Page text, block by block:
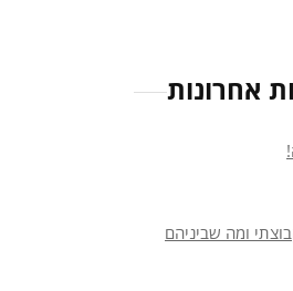
אחרונות